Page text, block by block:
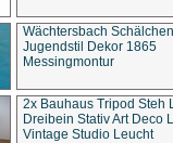
Wächtersbach Schälchen
Jugendstil Dekor 1865
Messingmontur
2x Bauhaus Tripod Steh
Dreibein Stativ Art Deco
Vintage Studio Leucht